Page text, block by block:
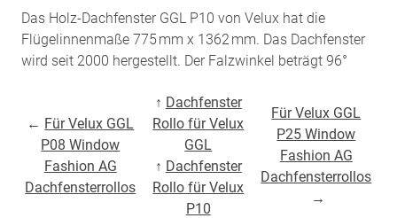
Das Holz-Dachfenster GGL P10 von Velux hat die
Flügelinnenmaße 775 mm x 1362 mm. Das Dachfenster
wird seit 2000 hergestellt. Der Falzwinkel beträgt 96°
← Für Velux GGL
P08 Window
Fashion AG
Dachfensterrollos
↑ Dachfenster
Rollo für Velux
GGL
↑ Dachfenster
Rollo für Velux
P10
Für Velux GGL
P25 Window
Fashion AG
Dachfensterrollos
→